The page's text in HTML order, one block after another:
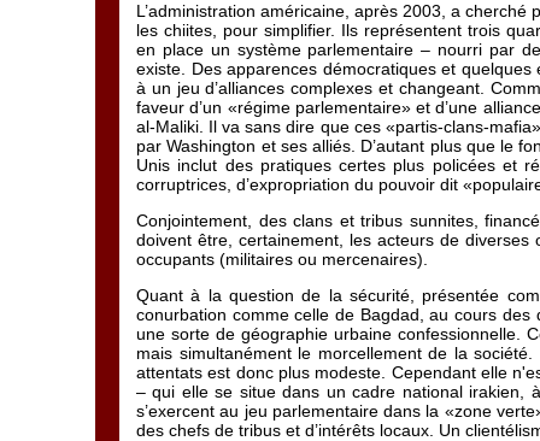
L’administration américaine, après 2003, a
les chiites, pour simplifier. Ils représentent trois
en place un système parlementaire – nourri par
existe. Des apparences démocratiques et
à un jeu d’alliances complexes et changeant.
faveur d’un «régime parlementaire» et d’une
al-Maliki. Il va sans dire que ces «partis-clans-
par Washington et ses alliés. D’autant plus que le
Unis inclut des pratiques certes plus policées et
corruptrices, d’expropriation du pouvoir dit
Conjointement, des clans et tribus sunnites,
doivent être, certainement, les acteurs de
occupants (militaires ou mercenaires).
Quant à la question de la sécurité, présentée
conurbation comme celle de Bagdad, au cours
une sorte de géographie urbaine confessionnelle.
mais simultanément le morcellement de la
attentats est donc plus modeste. Cependant elle
– qui elle se situe dans un cadre national irakien,
s’exercent au jeu parlementaire dans la «zone
des chefs de tribus et d’intérêts locaux. Un